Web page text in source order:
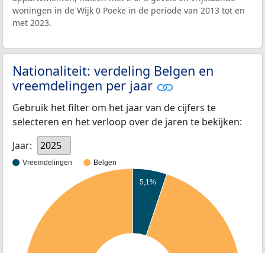
woningen in de Wijk 0 Poeke in de periode van 2013 tot en
met 2023.
Nationaliteit: verdeling Belgen en
vreemdelingen per jaar
Gebruik het filter om het jaar van de cijfers te
selecteren en het verloop over de jaren te bekijken:
Jaar:
2025
Vreemdelingen Belgen
5,1%